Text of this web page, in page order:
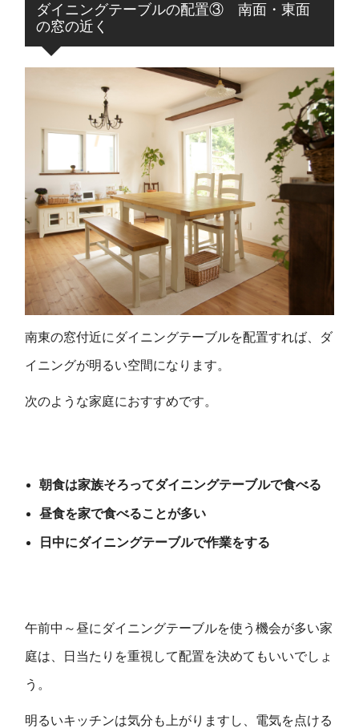
ダイニングテーブルの配置③ 南面・東面
の窓の近く
南東の窓付近にダイニングテーブルを配置すれば、ダ
イニングが明るい空間になります。
次のような家庭におすすめです。
朝食は家族そろってダイニングテーブルで食べる
昼食を家で食べることが多い
日中にダイニングテーブルで作業をする
午前中～昼にダイニングテーブルを使う機会が多い家
庭は、日当たりを重視して配置を決めてもいいでしょ
う。
明るいキッチンは気分も上がりますし、電気を点ける